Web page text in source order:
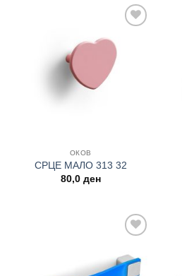
wishlist
ОКОВ
СРЦЕ МАЛО 313 32
80,0 ден
wishlist